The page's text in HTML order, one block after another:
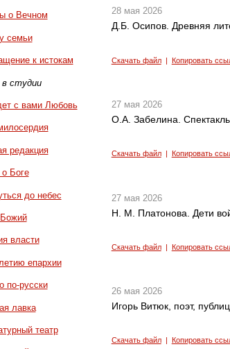
о Вечном
семьи
к истокам
студии
с вами Любовь
редакция
Боге
до небес
власти
епархии
по-русски
лавка
театр
28 мая 2026
Д.Б. Осипов. Древняя
Скачать файл| Копировать
27 мая 2026
О.А. Забелина.
Скачать файл| Копировать
27 мая 2026
Н. М. Платонова. Дети
Скачать файл| Копировать
26 мая 2026
Игорь Витюк, поэт,
Скачать файл| Копировать